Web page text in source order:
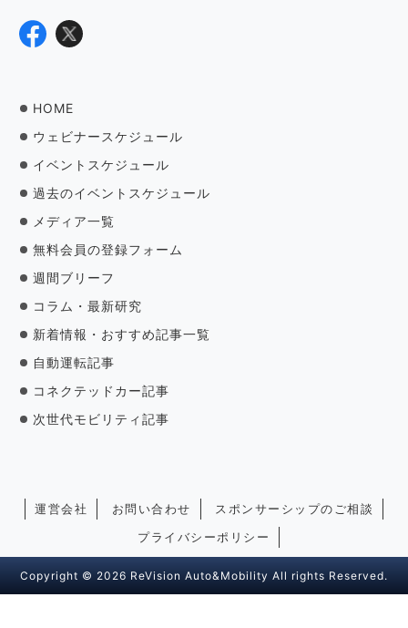
HOME
ウェビナースケジュール
イベントスケジュール
過去のイベントスケジュール
メディア一覧
無料会員の登録フォーム
週間ブリーフ
コラム・最新研究
新着情報・おすすめ記事一覧
自動運転記事
コネクテッドカー記事
次世代モビリティ記事
運営会社 お問い合わせ
スポンサーシップのご相談
プライバシーポリシー
Copyright © 2026 ReVision Auto&Mobility All rights Reserved.